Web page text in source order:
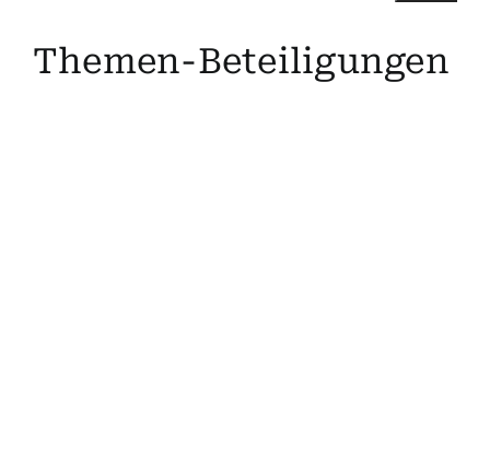
Suche
nach:
Themen-Beteiligungen